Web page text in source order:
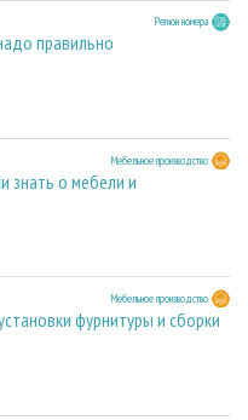
Регион номера
правильно
Мебельное производство
знать о мебели и
Мебельное производство
фурнитуры и сборки